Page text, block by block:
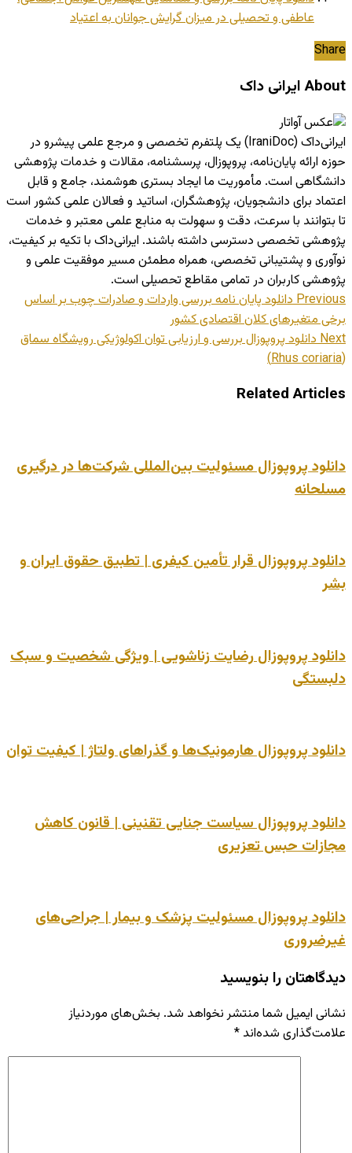
عاطفی و تحصیلی در میزان گرایش جوانان به اعتیاد
Share
About ایرانی داک
ایرانی‌داک (IraniDoc) یک پلتفرم تخصصی و مرجع علمی پیشرو در
حوزه ارائه پایان‌نامه، پروپوزال، پرسشنامه، مقالات و خدمات پژوهشی
دانشگاهی است. مأموریت ما ایجاد بستری هوشمند، جامع و قابل
اعتماد برای دانشجویان، پژوهشگران، اساتید و فعالان علمی کشور است
تا بتوانند با سرعت، دقت و سهولت به منابع علمی معتبر و خدمات
پژوهشی تخصصی دسترسی داشته باشند. ایرانی‌داک با تکیه بر کیفیت،
نوآوری و پشتیبانی تخصصی، همراه مطمئن مسیر موفقیت علمی و
پژوهشی کاربران در تمامی مقاطع تحصیلی است.
Previousدانلود پایان نامه بررسی واردات و صادرات چوب بر اساس
برخی متغیرهای کلان اقتصادی کشور
Nextدانلود پروپوزال بررسی و ارزیابی توان اکولوژیکی رویشگاه سماق
(Rhus coriaria)
Related Articles
دانلود پروپوزال مسئولیت بین‌المللی شرکت‌ها در درگیری
مسلحانه
دانلود پروپوزال قرار تأمین کیفری | تطبیق حقوق ایران و
بشر
دانلود پروپوزال رضایت زناشویی | ویژگی شخصیت و سبک
دلبستگی
دانلود پروپوزال هارمونیک‌ها و گذراهای ولتاژ | کیفیت توان
دانلود پروپوزال سیاست جنایی تقنینی | قانون کاهش
مجازات حبس تعزیری
دانلود پروپوزال مسئولیت پزشک و بیمار | جراحی‌های
غیرضروری
دیدگاهتان را بنویسید
نشانی ایمیل شما منتشر نخواهد شد. بخش‌های موردنیاز
علامت‌گذاری شده‌اند *